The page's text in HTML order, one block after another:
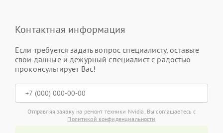
Контактная информация
Если требуется задать вопрос специалисту, оставьте
свои данные и дежурный специалист с радостью
проконсультирует Вас!
Отправляя заявку на ремонт техники Nvidia, Вы соглашаетесь с
Политикой конфиденциальности